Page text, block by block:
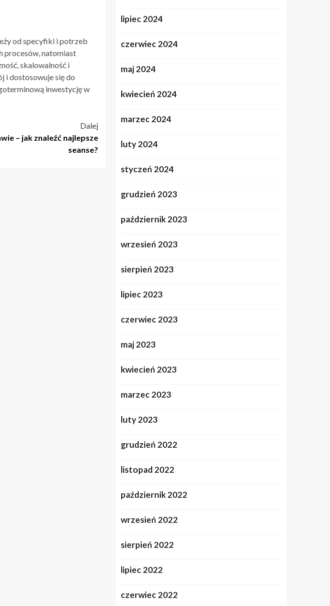
od specyfiki i potrzeb
procesów, natomiast
skalowalność i
i dostosowuje się do
inwestycję w
Dalej
– jak znaleźć najlepsze
seanse?
lipiec 2024
czerwiec 2024
maj 2024
kwiecień 2024
marzec 2024
luty 2024
styczeń 2024
grudzień 2023
październik 2023
wrzesień 2023
sierpień 2023
lipiec 2023
czerwiec 2023
maj 2023
kwiecień 2023
marzec 2023
luty 2023
grudzień 2022
listopad 2022
październik 2022
wrzesień 2022
sierpień 2022
lipiec 2022
czerwiec 2022